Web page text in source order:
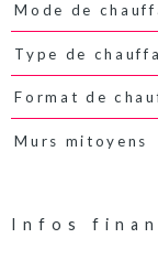
Mode de
Type de
Format de
Murs mitoyens
Infos